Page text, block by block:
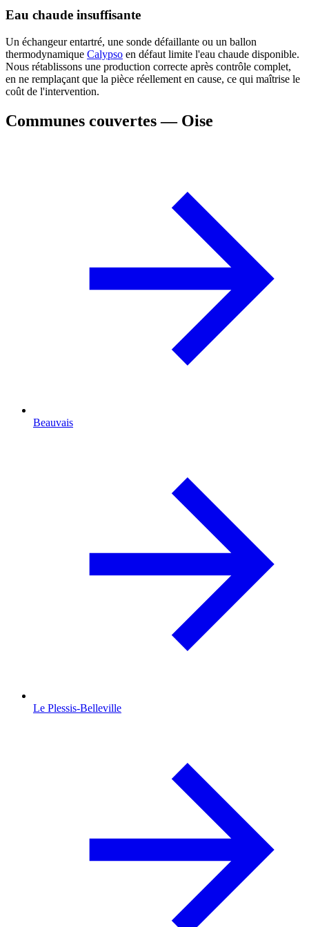
Eau chaude insuffisante
Un échangeur entartré, une sonde défaillante ou un ballon
thermodynamique Calypso en défaut limite l'eau chaude disponible.
Nous rétablissons une production correcte après contrôle complet,
en ne remplaçant que la pièce réellement en cause, ce qui maîtrise le
coût de l'intervention.
Communes couvertes — Oise
Beauvais
Le Plessis-Belleville